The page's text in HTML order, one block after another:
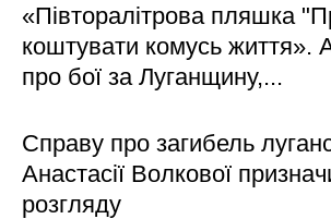
«Півторалітрова пляшка
коштувати комусь
про бої за Луганщину,...
Справу про загибель
Анастасії Волкової
розгляду